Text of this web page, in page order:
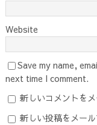
Website
Save my name,
next time I comment.
新しいコメントを
新しい投稿をメー